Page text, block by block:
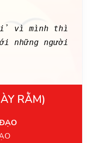
vì mình thì
những người
RẰM)